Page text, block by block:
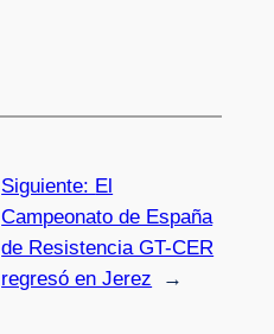
Siguiente: El
Campeonato de España
de Resistencia GT-CER
regresó en Jerez
→